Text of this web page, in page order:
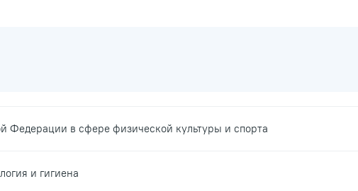
Федерации в сфере физической культуры и спорта
и гигиена